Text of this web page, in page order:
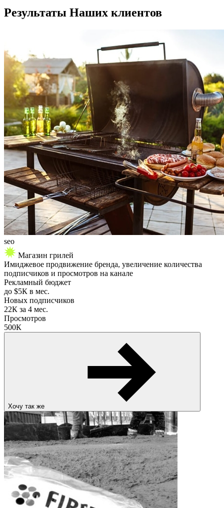
Результаты Наших клиентов
seo
Магазин грилей
Имиджевое продвижение бренда, увеличение количества
подписчиков и просмотров на канале
Рекламный бюджет
до $5К в мес.
Новых подписчиков
22К за 4 мес.
Просмотров
500К
Хочу так же